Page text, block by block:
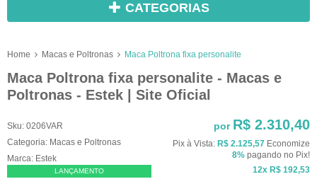
CATEGORIAS
Home Macas e Poltronas Maca Poltrona fixa personalite
Maca Poltrona fixa personalite - Macas e
Poltronas - Estek | Site Oficial
Sku: 0206VAR
Categoria: Macas e Poltronas
Marca: Estek
LANÇAMENTO
por R$ 2.310,40
Pix à Vista: R$ 2.125,57 Economize
8% pagando no Pix!
12x R$ 192,53